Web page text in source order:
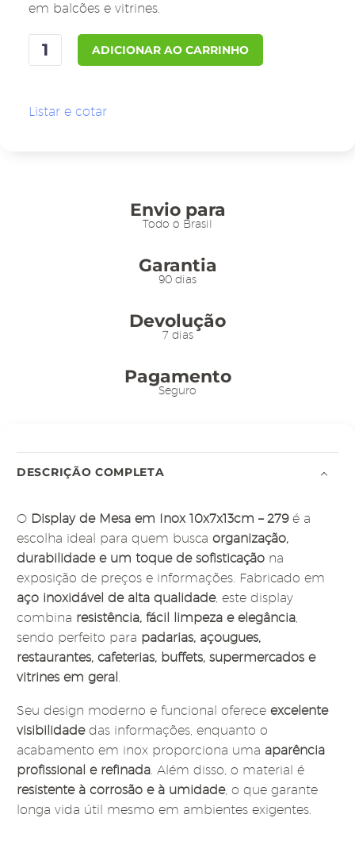
em balcões e vitrines.
Display
de
em
ADICIONAR AO CARRINHO
Listar e cotar
Envio para
Todo o Brasil
Garantia
90 dias
Devolução
7 dias
Pagamento
Seguro
DESCRIÇÃO COMPLETA
O Display de Mesa em Inox 10x7x13cm – 279é a
escolha ideal para quem busca organização,
durabilidade e um toque de sofisticação na
exposição de preços e informações. Fabricado em
aço inoxidável de alta qualidade, este display
combina resistência, fácil limpeza e elegância,
sendo perfeito para padarias, açougues,
restaurantes, cafeterias, buffets, supermercados e
vitrines em geral.
Seu design moderno e funcional oferece excelente
visibilidadedas informações, enquanto o
acabamento em inox proporciona uma aparência
profissional e refinada. Além disso, o material é
resistente à corrosão e à umidade, o que garante
longa vida útil mesmo em ambientes exigentes.